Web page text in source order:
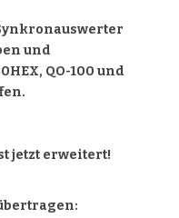
und
QO-100 und
jetzt erweitert!